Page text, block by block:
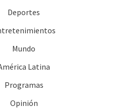
Deportes
Mundo
Latina
Programas
Opinión